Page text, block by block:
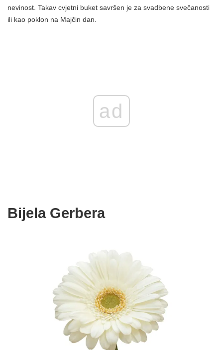
nevinost. Takav cvjetni buket savršen je za svadbene svečanosti
ili kao poklon na Majčin dan.
ad
Bijela Gerbera